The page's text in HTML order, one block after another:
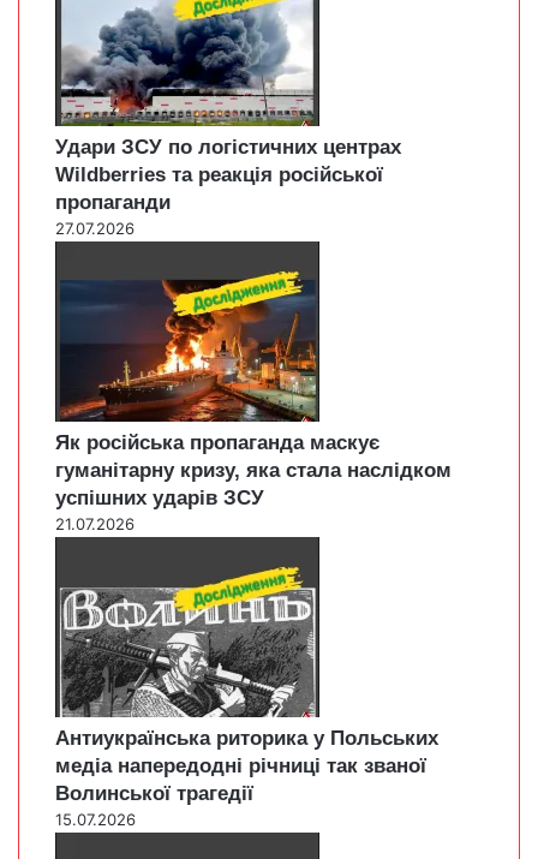
Удари ЗСУ по логістичних центрах
Wildberries та реакція російської
пропаганди
27.07.2026
Як російська пропаганда маскує
гуманітарну кризу, яка стала наслідком
успішних ударів ЗСУ
21.07.2026
Антиукраїнська риторика у Польських
медіа напередодні річниці так званої
Волинської трагедії
15.07.2026